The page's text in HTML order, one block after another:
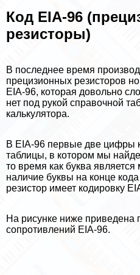
Код EIA-96
резисторы)
В последнее время
прецизионных резисторов
EIA-96, которая довольно
нет под рукой справочной
калькулятора.
В EIA-96 первые две цифры
таблицы, в котором мы
то время как буква
наличие буквы на конце
резистор имеет кодировку
На рисунке ниже приведена
сопротивлений EIA-96.